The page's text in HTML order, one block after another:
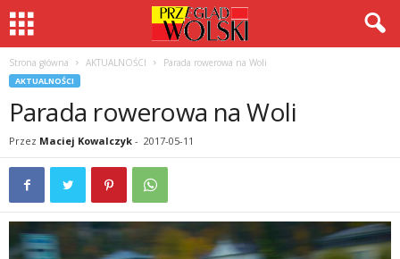
Strona główna AKTUALNOŚCI Parada rowerowa na Woli
AKTUALNOŚCI
Parada rowerowa na Woli
Przez Maciej Kowalczyk - 2017-05-11